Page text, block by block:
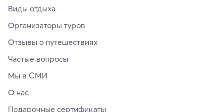
Виды отдыха
Организаторы туров
Отзывы о путешествиях
Частые вопросы
Мы в СМИ
О нас
Подарочные сертификаты